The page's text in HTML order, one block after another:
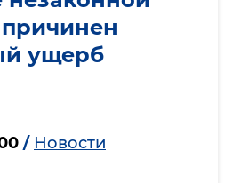
ущерб
/ Новости